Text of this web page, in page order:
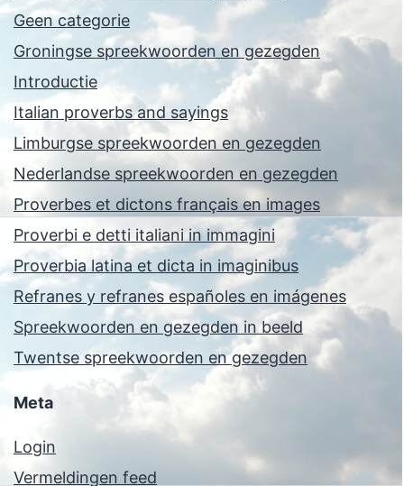
Geen categorie
Groningse spreekwoorden en gezegden
Introductie
Italian proverbs and sayings
Limburgse spreekwoorden en gezegden
Nederlandse spreekwoorden en gezegden
Proverbes et dictons français en images
Proverbi e detti italiani in immagini
Proverbia latina et dicta in imaginibus
Refranes y refranes españoles en imágenes
Spreekwoorden en gezegden in beeld
Twentse spreekwoorden en gezegden
Meta
Login
Vermeldingen feed